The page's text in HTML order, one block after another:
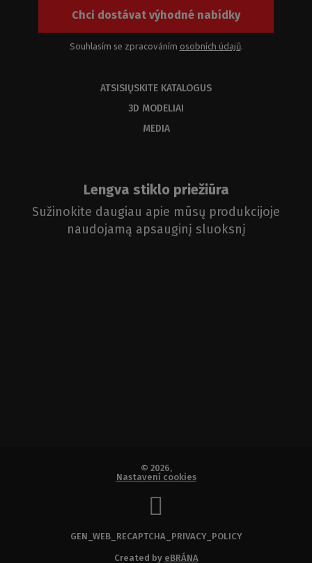
Chci dostávat výhodné nabídky
Souhlasím se zpracováním osobních údajů.
ATSISIŲSKITE KATALOGUS
3D MODELIAI
MEDIA
Lengva stiklo priežiūra
Sužinokite daugiau apie mūsų produkcijoje
naudojamą apsauginį sluoksnį
© 2026,
Nastavení cookies
GEN_WEB_RECAPTCHA_PRIVACY_POLICY
Created by eBRÁNA